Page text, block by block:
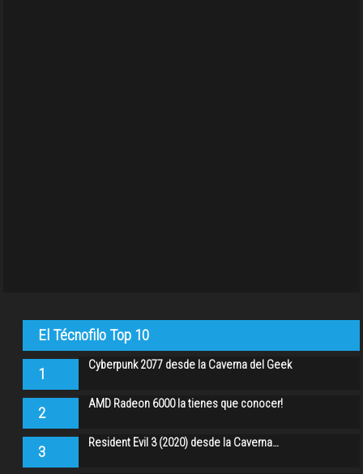
El Técnofilo Top 10
1 Cyberpunk 2077 desde la Caverna del Geek
2 AMD Radeon 6000 la tienes que conocer!
3 Resident Evil 3 (2020) desde la Caverna…